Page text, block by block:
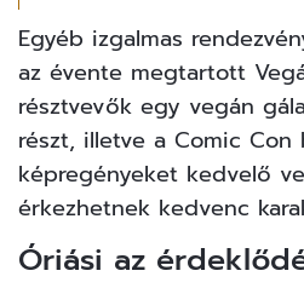
Egyéb izgalmas
az évente megtartott
résztvevők egy vegán
részt, illetve a Comic Con
képregényeket kedvelő
érkezhetnek kedvenc
Óriási az